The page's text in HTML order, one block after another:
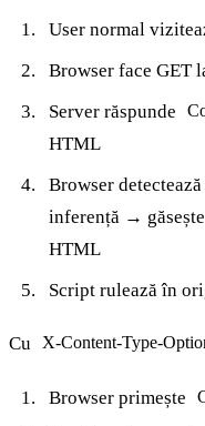
User normal
Browser face GET
Server răspunde
HTML
Browser
inferență → găsește
HTML
Script rulează în
Cu X-Content-Type-
Browser primește